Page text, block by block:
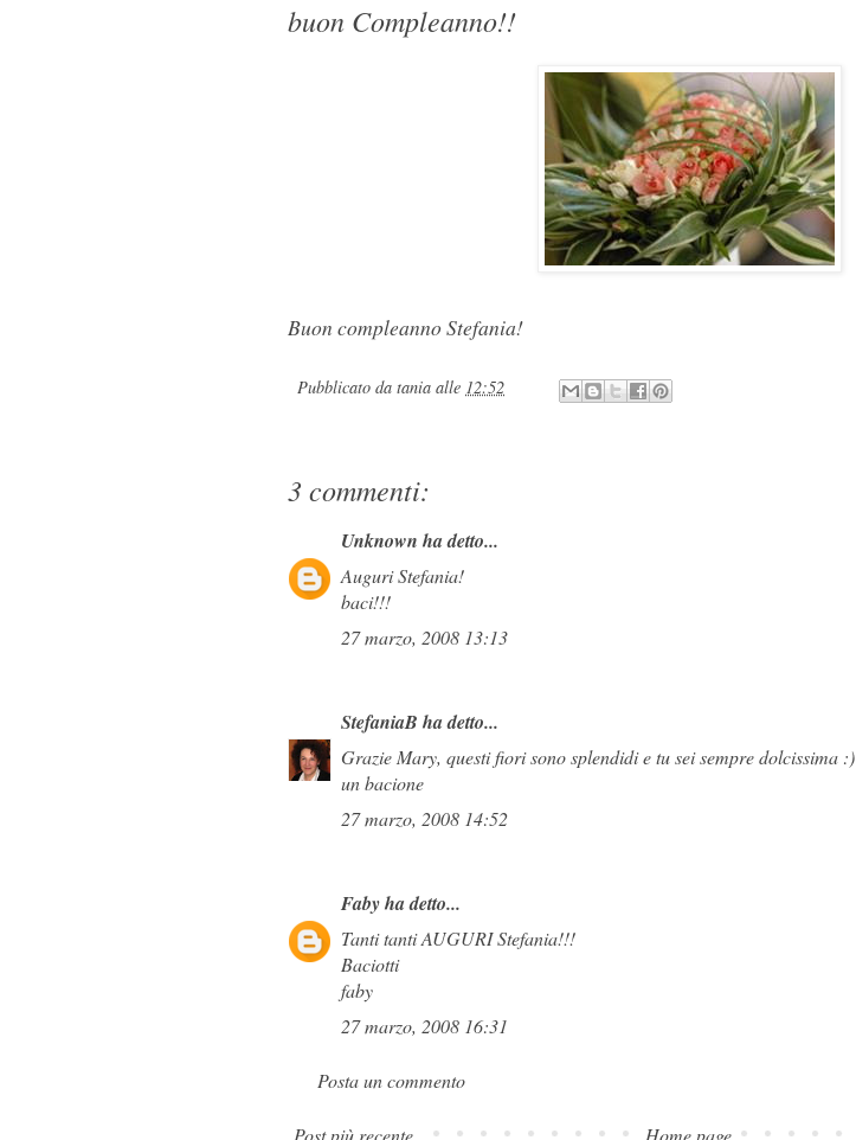
buon Compleanno!!
Buon compleanno Stefania!
Pubblicato da tania alle 12:52
3 commenti:
Unknown ha detto...
Auguri Stefania!
baci!!!
27 marzo, 2008 13:13
StefaniaB ha detto...
Grazie Mary, questi fiori sono splendidi e tu sei sempre dolcissima :)
un bacione
27 marzo, 2008 14:52
Fabyha detto...
Tanti tanti AUGURI Stefania!!!
Baciotti
faby
27 marzo, 2008 16:31
Posta un commento
Post più recente
Home page